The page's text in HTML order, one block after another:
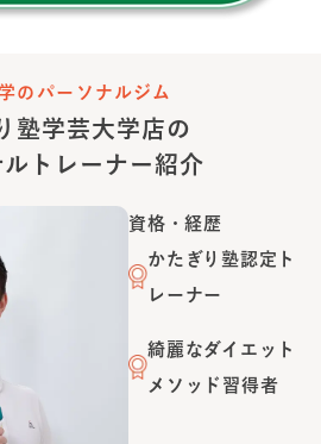
のパーソナルジム
塾学芸大学店 の
トレーナー紹介
資格・経歴
かたぎり塾認定ト
レーナー
綺麗なダイエット
メソッド習得者